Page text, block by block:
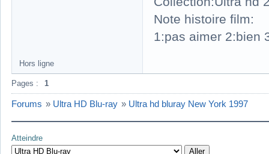
Note histoire film:
1:pas aimer 2:bien
Hors ligne
Pages : 1
Forums » Ultra HD Blu-ray » Ultra hd bluray New York 1997
Atteindre